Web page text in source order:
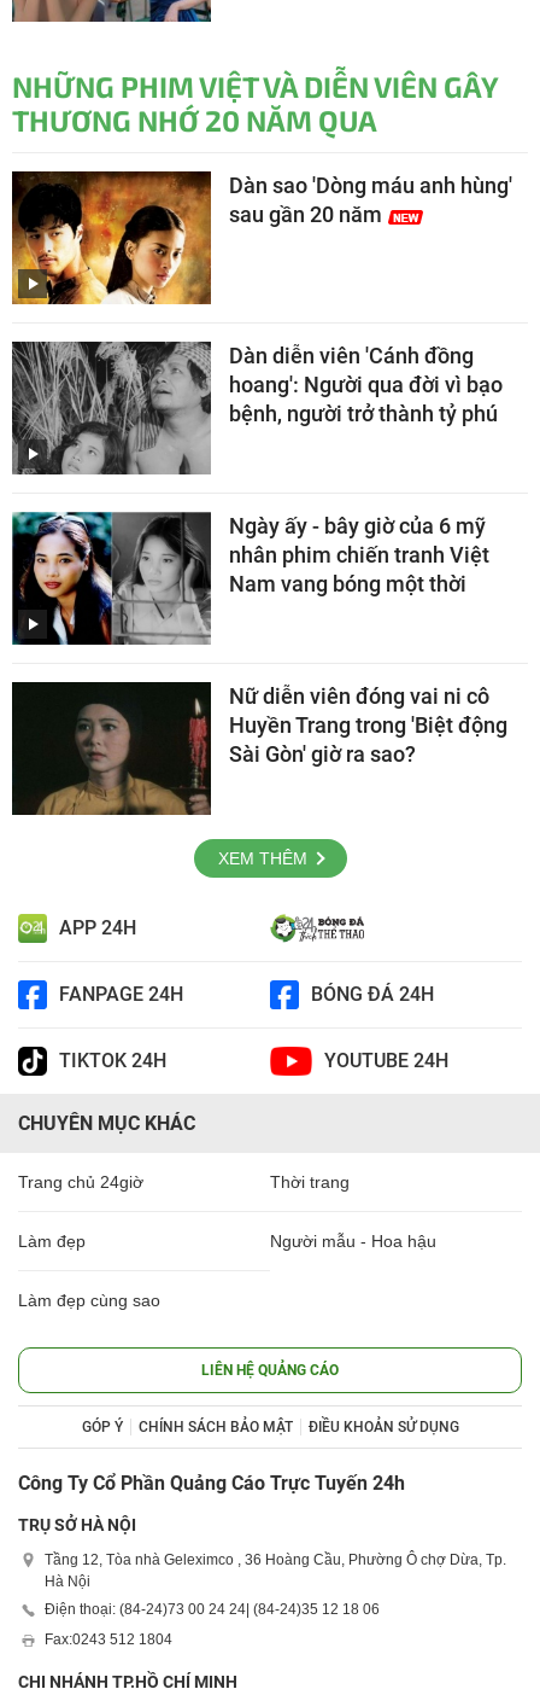
NHỮNG PHIM VIỆT VÀ DIỄN VIÊN GÂY
THƯƠNG NHỚ 20 NĂM QUA
Dàn sao 'Dòng máu anh hùng'
sau gần 20 năm
Dàn diễn viên 'Cánh đồng
hoang': Người qua đời vì bạo
bệnh, người trở thành tỷ phú
Ngày ấy - bây giờ của 6 mỹ
nhân phim chiến tranh Việt
Nam vang bóng một thời
Nữ diễn viên đóng vai ni cô
Huyền Trang trong 'Biệt động
Sài Gòn' giờ ra sao?
XEM THÊM
APP 24H
FANPAGE 24H BÓNG ĐÁ 24H
TIKTOK 24H YOUTUBE 24H
CHUYÊN MỤC KHÁC
Trang chủ 24giờ Thời trang
Làm đẹp Người mẫu - Hoa hậu
Làm đẹp cùng sao
LIÊN HỆ QUẢNG CÁO
GÓP Ý CHÍNH SÁCH BẢO MẬT ĐIỀU KHOẢN SỬ DỤNG
Công Ty Cổ Phần Quảng Cáo Trực Tuyến 24h
TRỤ SỞ HÀ NỘI
Tầng 12, Tòa nhà Geleximco , 36 Hoàng Cầu, Phường Ô chợ Dừa, Tp.
Hà Nội
Điện thoại: (84-24)73 00 24 24| (84-24)35 12 18 06
Fax:0243 512 1804
CHI NHÁNH TP.HỒ CHÍ MINH